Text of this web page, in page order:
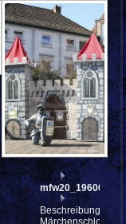
mfw20_196001
Beschreibung:
Märchenschloss